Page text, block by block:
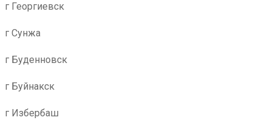
г Георгиевск
г Сунжа
г Буденновск
г Буйнакск
г Избербаш